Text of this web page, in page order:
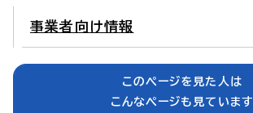
事業者向け情報
このページを見た人は
こんなページも見ています